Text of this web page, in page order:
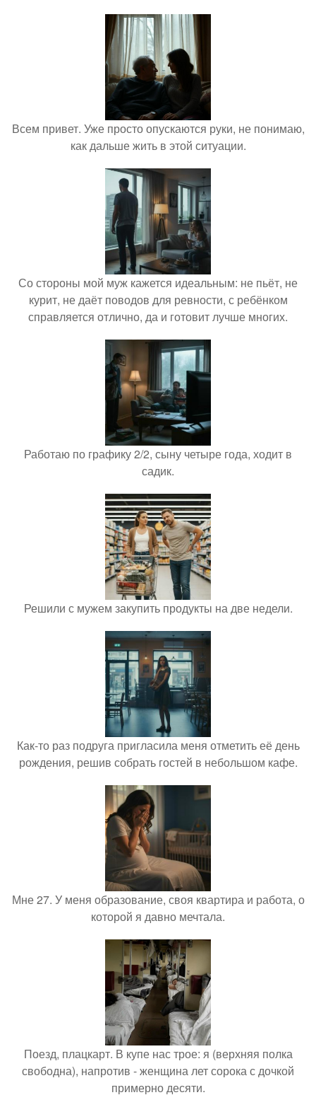
Всем привет. Уже просто опускаются руки, не понимаю,
как дальше жить в этой ситуации.
Со стороны мой муж кажется идеальным: не пьёт, не
курит, не даёт поводов для ревности, с ребёнком
справляется отлично, да и готовит лучше многих.
Работаю по графику 2/2, сыну четыре года, ходит в
садик.
Решили с мужем закупить продукты на две недели.
Как-то раз подруга пригласила меня отметить её день
рождения, решив собрать гостей в небольшом кафе.
Мне 27. У меня образование, своя квартира и работа, о
которой я давно мечтала.
Поезд, плацкарт. В купе нас трое: я (верхняя полка
свободна), напротив - женщина лет сорока с дочкой
примерно десяти.